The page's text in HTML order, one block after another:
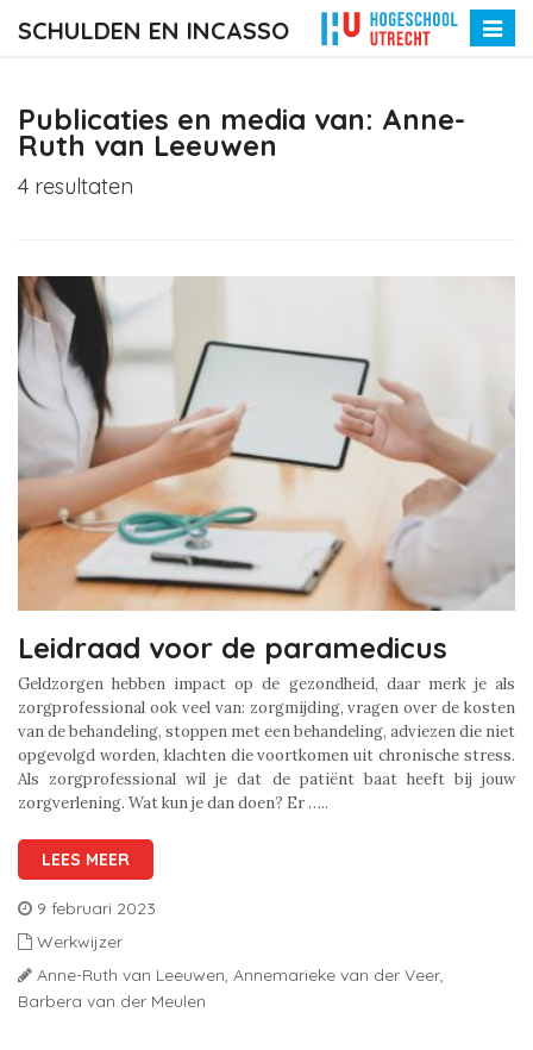
SCHULDEN EN INCASSO
Toggle
Publicaties en media van: Anne-
Ruth van Leeuwen
4 resultaten
Leidraad voor de paramedicus
Geldzorgen hebben impact op de gezondheid, daar merk je als
zorgprofessional ook veel van: zorgmijding, vragen over de kosten
van de behandeling, stoppen met een behandeling, adviezen die niet
opgevolgd worden, klachten die voortkomen uit chronische stress.
Als zorgprofessional wil je dat de patiënt baat heeft bij jouw
zorgverlening. Wat kun je dan doen? Er …..
LEES MEER
9 februari 2023
Werkwijzer
Anne-Ruth van Leeuwen, Annemarieke van der Veer,
Barbera van der Meulen